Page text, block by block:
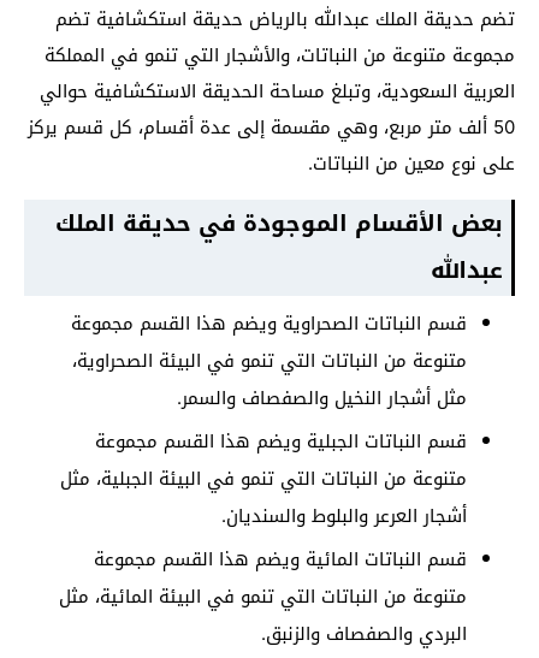
تضم حديقة الملك عبدالله بالرياض حديقة استكشافية تضم
مجموعة متنوعة من النباتات، والأشجار التي تنمو في المملكة
العربية السعودية، وتبلغ مساحة الحديقة الاستكشافية حوالي
50 ألف متر مربع، وهي مقسمة إلى عدة أقسام، كل قسم يركز
على نوع معين من النباتات.
بعض الأقسام الموجودة في حديقة الملك
عبدالله
قسم النباتات الصحراوية ويضم هذا القسم مجموعة
متنوعة من النباتات التي تنمو في البيئة الصحراوية،
مثل أشجار النخيل والصفصاف والسمر.
قسم النباتات الجبلية ويضم هذا القسم مجموعة
متنوعة من النباتات التي تنمو في البيئة الجبلية، مثل
أشجار العرعر والبلوط والسنديان.
قسم النباتات المائية ويضم هذا القسم مجموعة
متنوعة من النباتات التي تنمو في البيئة المائية، مثل
البردي والصفصاف والزنبق.